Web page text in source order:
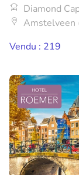
Diamond
Amstelveen
Vendu : 219